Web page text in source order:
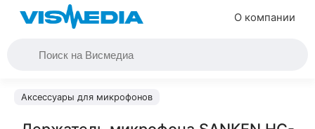
О компании
Аксессуары для микрофонов